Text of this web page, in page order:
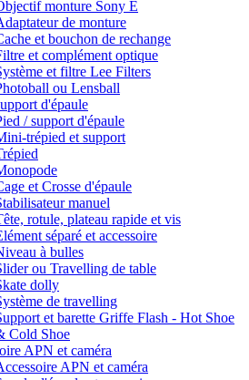
monture Sony E
de monture
et bouchon de rechange
et complément optique
et filtre Lee Filters
ou Lensball
d'épaule
/ support d'épaule
trépied et support
et Crosse d'épaule
manuel
rotule, plateau rapide et vis
séparé et accessoire
à bulles
ou Travelling de table
dolly
de travelling
et barette Griffe Flash - Hot Shoe
Cold Shoe
APN et caméra
APN et caméra